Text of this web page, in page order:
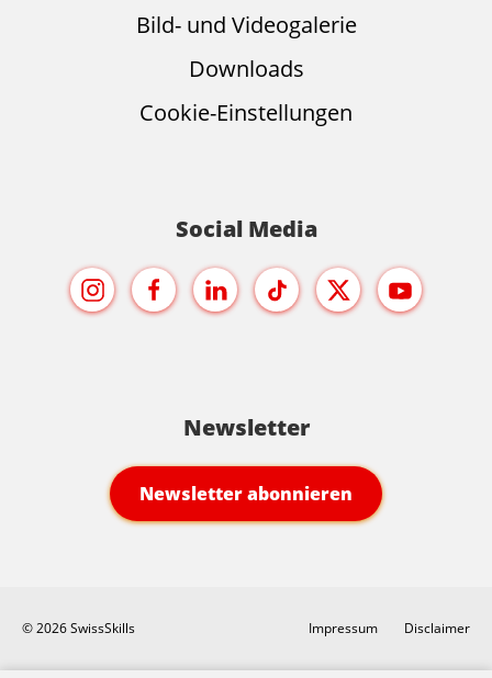
Bild- und Videogalerie
Downloads
Cookie-Einstellungen
Social Media
Newsletter
Newsletter abonnieren
© 2026 SwissSkills Impressum Disclaimer